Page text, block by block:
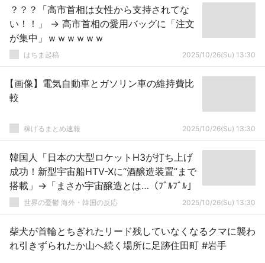
？？？「高市首相は女性から支持されてな
い！！」 → 高市首相の愛用バッグに「注文
が集中」ｗｗｗｗｗｗ
はちま起稿 2025/10/26(Su) 13:30
【画像】電気自動車とガソリン車の維持費比
較
稼げるまとめ速報 2025/10/26(Su) 13:30
韓国人「日本の大型ロケットH3が打ち上げ
成功！新型宇宙船HTV-Xに“酒醸造装置”まで
搭載」→「まさか宇宙醸造とは…（ﾌﾞﾙﾌﾞﾙ」
世界の憂鬱 海外・韓国の反応 2025/10/26(Su) 13:30
柴犬が首輪とちぎれたリード残していなくなるクマに襲わ
れ引きずられたか山へ続く場所に足跡住田町 #岩手